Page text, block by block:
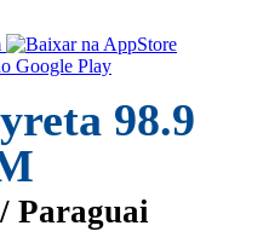
98.9
Paraguai